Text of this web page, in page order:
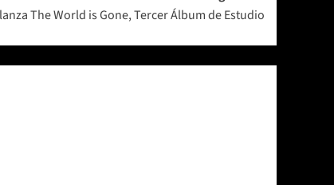
The World is Gone, Tercer Álbum de Estudio